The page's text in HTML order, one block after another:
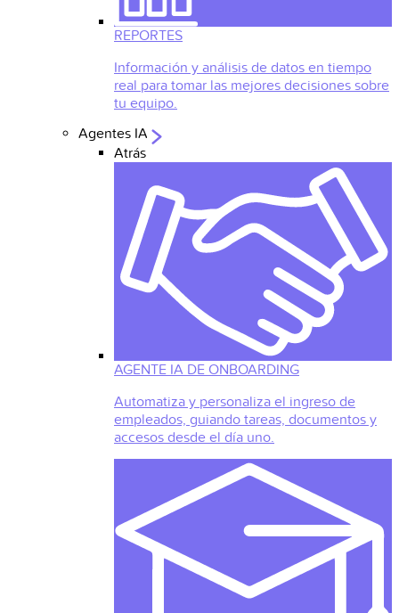
REPORTES
Información y análisis de datos en tiempo
real para tomar las mejores decisiones sobre
tu equipo.
Agentes IA
Atrás
AGENTE IA DE ONBOARDING
Automatiza y personaliza el ingreso de
empleados, guiando tareas, documentos y
accesos desde el día uno.